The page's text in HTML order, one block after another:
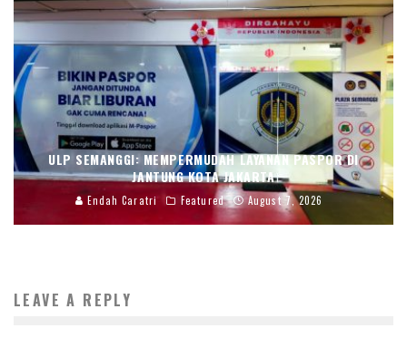
ULP SEMANGGI: MEMPERMUDAH LAYANAN PASPOR DI
JANTUNG KOTA JAKARTA
Endah Caratri Featured August 7, 2026
LEAVE A REPLY